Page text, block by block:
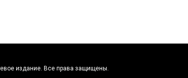
издание. Все права защищены.